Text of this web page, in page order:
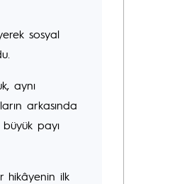
sosyal
aynı
arkasında
payı
hikâyenin ilk